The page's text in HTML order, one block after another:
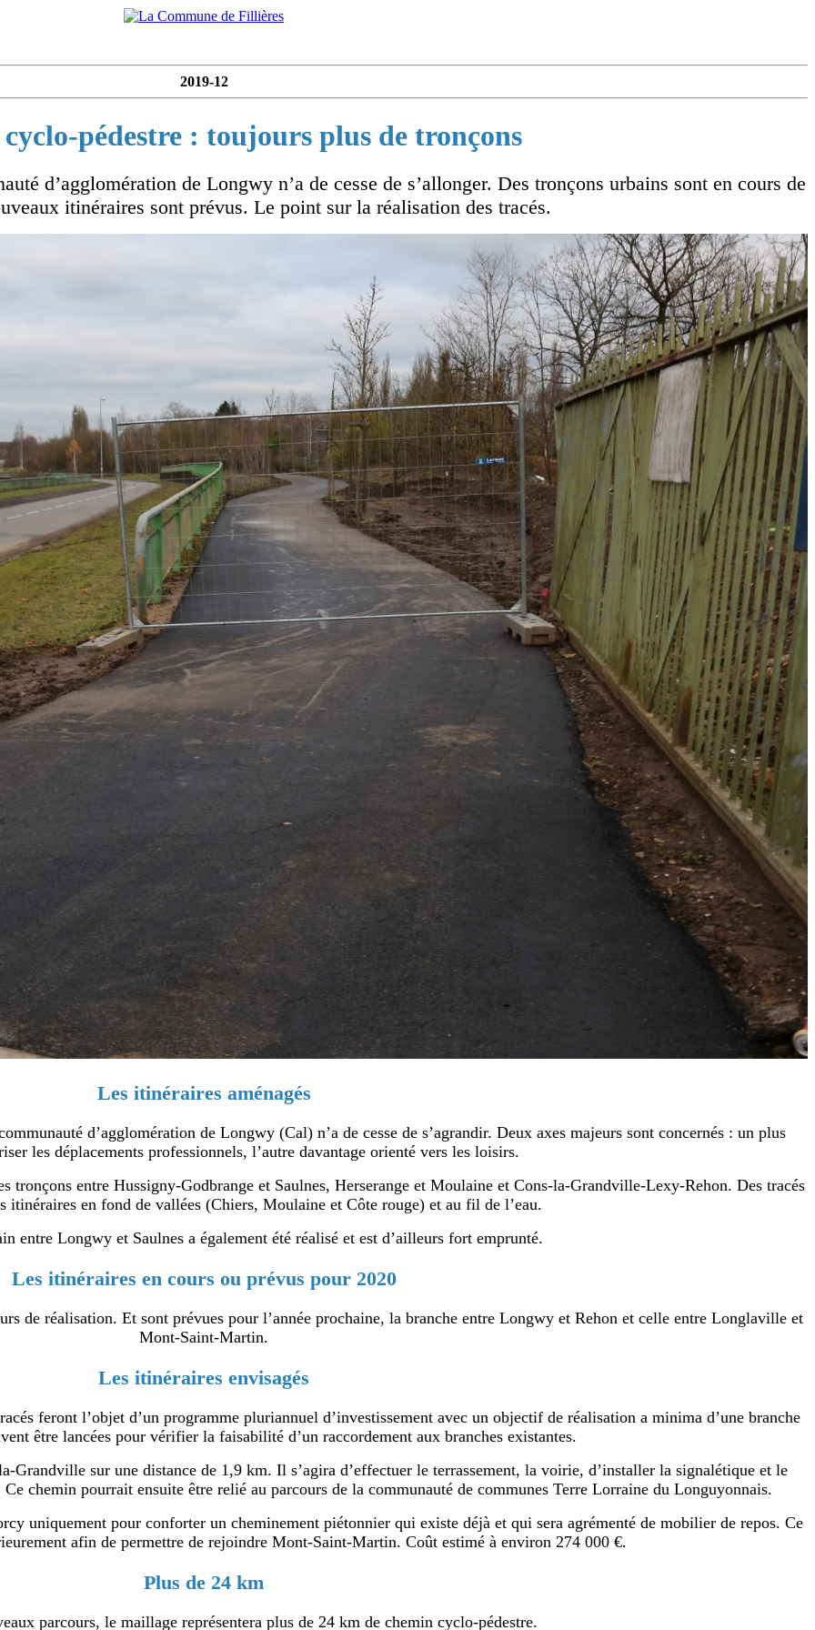
2019-12
pédestre : toujours plus de tronçons
d’agglomération de Longwy n’a de cesse de s’allonger. Des tronçons urbains sont en cours de
itinéraires sont prévus. Le point sur la réalisation des tracés.
Les itinéraires aménagés
d’agglomération de Longwy (Cal) n’a de cesse de s’agrandir. Deux axes majeurs sont concernés : un plus
les déplacements professionnels, l’autre davantage orienté vers les loisirs.
tronçons entre Hussigny-Godbrange et Saulnes, Herserange et Moulaine et Cons-la-Grandville-Lexy-Rehon. Des tracés
itinéraires en fond de vallées (Chiers, Moulaine et Côte rouge) et au fil de l’eau.
entre Longwy et Saulnes a également été réalisé et est d’ailleurs fort emprunté.
Les itinéraires en cours ou prévus pour 2020
de réalisation. Et sont prévues pour l’année prochaine, la branche entre Longwy et Rehon et celle entre Longlaville et
Mont-Saint-Martin.
Les itinéraires envisagés
feront l’objet d’un programme pluriannuel d’investissement avec un objectif de réalisation a minima d’une branche
être lancées pour vérifier la faisabilité d’un raccordement aux branches existantes.
Grandville sur une distance de 1,9 km. Il s’agira d’effectuer le terrassement, la voirie, d’installer la signalétique et le
chemin pourrait ensuite être relié au parcours de la communauté de communes Terre Lorraine du Longuyonnais.
uniquement pour conforter un cheminement piétonnier qui existe déjà et qui sera agrémenté de mobilier de repos. Ce
afin de permettre de rejoindre Mont-Saint-Martin. Coût estimé à environ 274 000 €.
Plus de 24 km
parcours, le maillage représentera plus de 24 km de chemin cyclo-pédestre.